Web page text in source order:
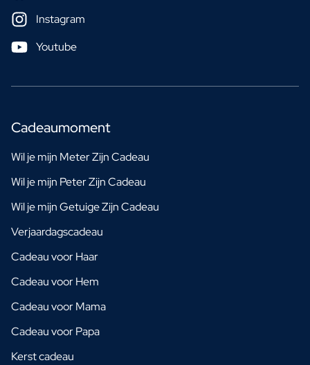
Instagram
Youtube
Cadeaumoment
Wil je mijn Meter Zijn Cadeau
Wil je mijn Peter Zijn Cadeau
Wil je mijn Getuige Zijn Cadeau
Verjaardagscadeau
Cadeau voor Haar
Cadeau voor Hem
Cadeau voor Mama
Cadeau voor Papa
Kerst cadeau